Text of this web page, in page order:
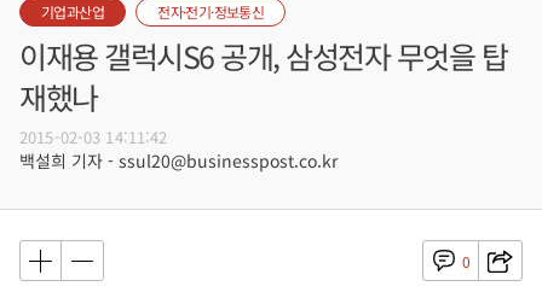
기업과산업 전자·전기·정보통신
이재용 갤럭시S6 공개, 삼성전자 무엇을 탑
재했나
2015-02-03 14:11:42
백설희 기자 - ssul20@businesspost.co.kr
0